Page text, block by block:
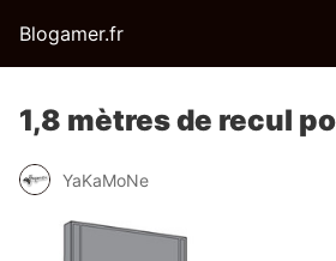
Blogamer.fr
1,8 mètres de recul
YaKaMoNe